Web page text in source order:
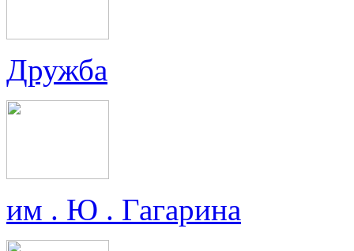
Дружба
им . Ю . Гагарина